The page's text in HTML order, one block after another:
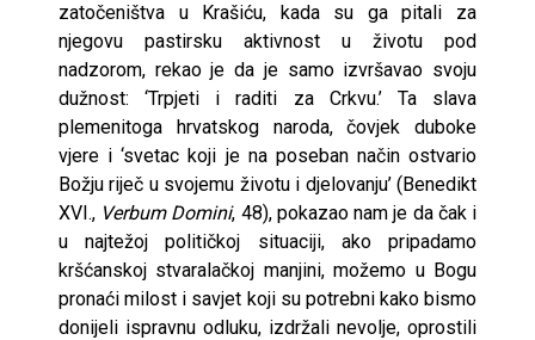
zatočeništva u Krašiću, kada su ga pitali za
njegovu pastirsku aktivnost u životu pod
nadzorom, rekao je da je samo izvršavao svoju
dužnost: ‘Trpjeti i raditi za Crkvu.’ Ta slava
plemenitoga hrvatskog naroda, čovjek duboke
vjere i ‘svetac koji je na poseban način ostvario
Božju riječ u svojemu životu i djelovanju’ (Benedikt
XVI., Verbum Domini, 48), pokazao nam je da čak i
u najtežoj političkoj situaciji, ako pripadamo
kršćanskoj stvaralačkoj manjini, možemo u Bogu
pronaći milost i savjet koji su potrebni kako bismo
donijeli ispravnu odluku, izdržali nevolje, oprostili